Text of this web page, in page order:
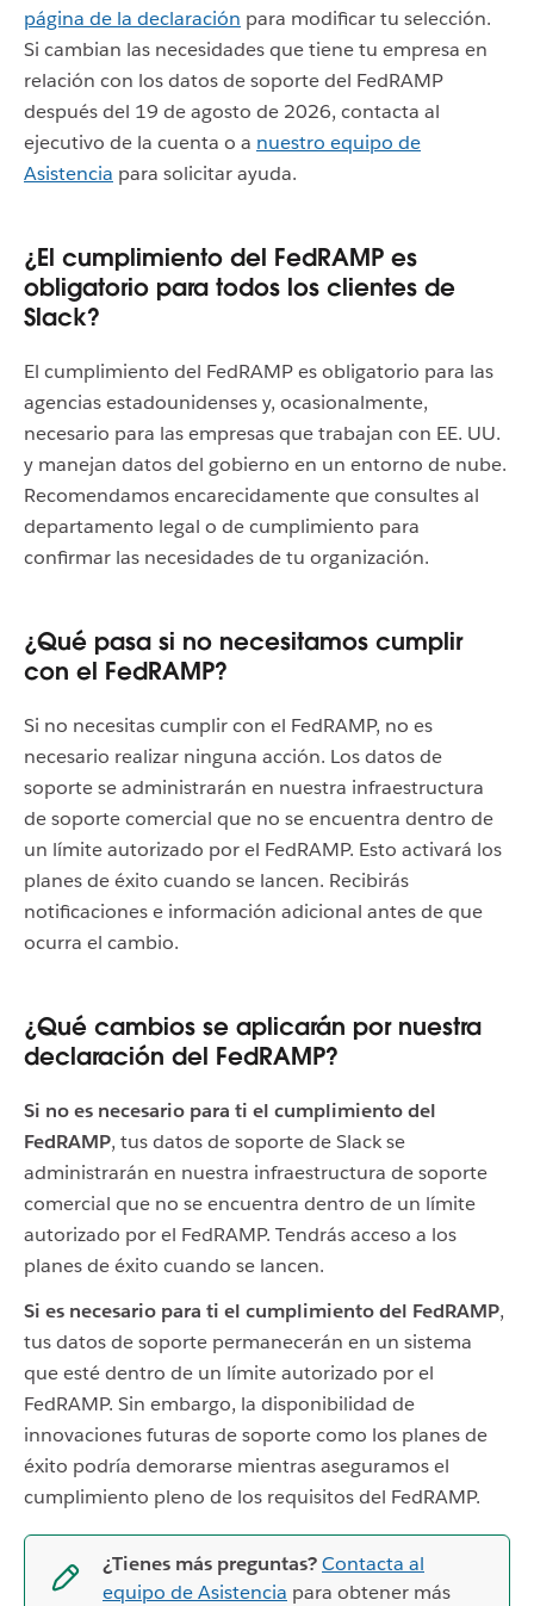
página de la declaración para modificar tu selección.
Si cambian las necesidades que tiene tu empresa en
relación con los datos de soporte del FedRAMP
después del 19 de agosto de 2026, contacta al
ejecutivo de la cuenta o a nuestro equipo de
Asistencia para solicitar ayuda.
¿El cumplimiento del FedRAMP es
obligatorio para todos los clientes de
Slack?
El cumplimiento del FedRAMP es obligatorio para las
agencias estadounidenses y, ocasionalmente,
necesario para las empresas que trabajan con EE. UU.
y manejan datos del gobierno en un entorno de nube.
Recomendamos encarecidamente que consultes al
departamento legal o de cumplimiento para
confirmar las necesidades de tu organización.
¿Qué pasa si no necesitamos cumplir
con el FedRAMP?
Si no necesitas cumplir con el FedRAMP, no es
necesario realizar ninguna acción. Los datos de
soporte se administrarán en nuestra infraestructura
de soporte comercial que no se encuentra dentro de
un límite autorizado por el FedRAMP. Esto activará los
planes de éxito cuando se lancen. Recibirás
notificaciones e información adicional antes de que
ocurra el cambio.
¿Qué cambios se aplicarán por nuestra
declaración del FedRAMP?
Si no es necesario para ti el cumplimiento del
FedRAMP, tus datos de soporte de Slack se
administrarán en nuestra infraestructura de soporte
comercial que no se encuentra dentro de un límite
autorizado por el FedRAMP. Tendrás acceso a los
planes de éxito cuando se lancen.
Si es necesario para ti el cumplimiento del FedRAMP,
tus datos de soporte permanecerán en un sistema
que esté dentro de un límite autorizado por el
FedRAMP. Sin embargo, la disponibilidad de
innovaciones futuras de soporte como los planes de
éxito podría demorarse mientras aseguramos el
cumplimiento pleno de los requisitos del FedRAMP.
¿Tienes más preguntas?Contacta al
equipo de Asistencia para obtener más